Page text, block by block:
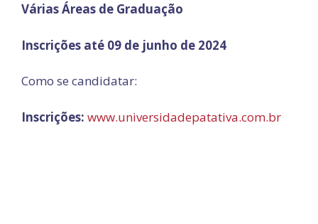
Várias Áreas de Graduação
Inscrições até 09 de junho de 2024
Como se candidatar:
Inscrições: www.universidadepatativa.com.br